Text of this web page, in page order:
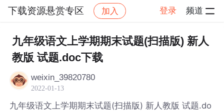
下载资源悬赏专区 加入 登录 频道
社区 下载资源悬赏专区 帖子详情
九年级语文上学期期末试题(扫描版) 新人
教版 试题.doc下载
weixin_39820780
2022-01-13
九年级语文上学期期末试题(扫描版) 新人教版 试题.do